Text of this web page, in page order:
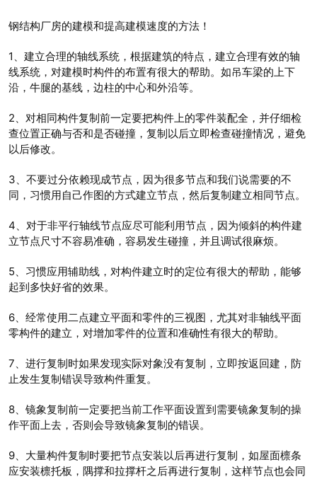
钢结构厂房的建模和提高建模速度的方法！
1、建立合理的轴线系统，根据建筑的特点，建立合理有效的轴
线系统，对建模时构件的布置有很大的帮助。如吊车梁的上下
沿，牛腿的基线，边柱的中心和外沿等。
2、对相同构件复制前一定要把构件上的零件装配全，并仔细检
查位置正确与否和是否碰撞，复制以后立即检查碰撞情况，避免
以后修改。
3、不要过分依赖现成节点，因为很多节点和我们说需要的不
同，习惯用自己作图的方式建立节点，然后复制建立相同节点。
4、对于非平行轴线节点应尽可能利用节点，因为倾斜的构件建
立节点尺寸不容易准确，容易发生碰撞，并且调试很麻烦。
5、习惯应用辅助线，对构件建立时的定位有很大的帮助，能够
起到多快好省的效果。
6、经常使用二点建立平面和零件的三视图，尤其对非轴线平面
零构件的建立，对增加零件的位置和准确性有很大的帮助。
7、进行复制时如果发现实际对象没有复制，立即按返回建，防
止发生复制错误导致构件重复。
8、镜象复制前一定要把当前工作平面设置到需要镜象复制的操
作平面上去，否则会导致镜象复制的错误。
9、大量构件复制时要把节点安装以后再进行复制，如屋面檩条
应安装檩托板，隅撑和拉撑杆之后再进行复制，这样节点也会同